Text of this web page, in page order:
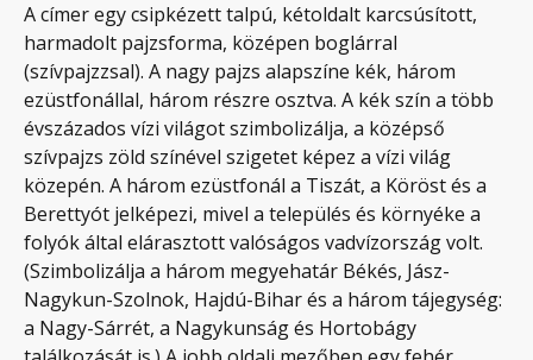
A címer egy csipkézett talpú, kétoldalt karcsúsított,
harmadolt pajzsforma, középen boglárral
(szívpajzzsal). A nagy pajzs alapszíne kék, három
ezüstfonállal, három részre osztva. A kék szín a több
évszázados vízi világot szimbolizálja, a középső
szívpajzs zöld színével szigetet képez a vízi világ
közepén. A három ezüstfonál a Tiszát, a Köröst és a
Berettyót jelképezi, mivel a település és környéke a
folyók által elárasztott valóságos vadvízország volt.
(Szimbolizálja a három megyehatár Békés, Jász-
Nagykun-Szolnok, Hajdú-Bihar és a három tájegység:
a Nagy-Sárrét, a Nagykunság és Hortobágy